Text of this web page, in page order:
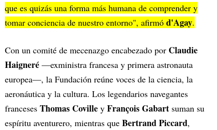
que es quizás una forma más humana de comprender y
tomar conciencia de nuestro entorno", afirmó d'Agay.
Con un comité de mecenazgo encabezado por Claudie
Haigneré —exministra francesa y primera astronauta
europea—, la Fundación reúne voces de la ciencia, la
aeronáutica y la cultura. Los legendarios navegantes
franceses Thomas Coville y François Gabart suman su
espíritu aventurero, mientras que Bertrand Piccard,